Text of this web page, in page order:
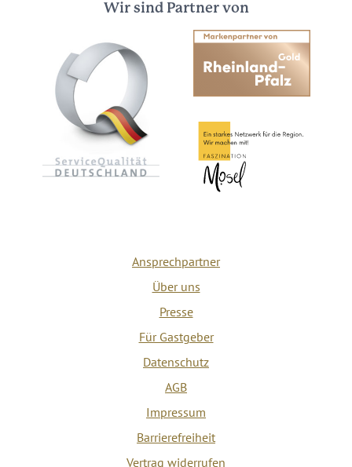
Wir sind Partner von
Ansprechpartner
Über uns
Presse
Für Gastgeber
Datenschutz
AGB
Impressum
Barrierefreiheit
Vertrag widerrufen